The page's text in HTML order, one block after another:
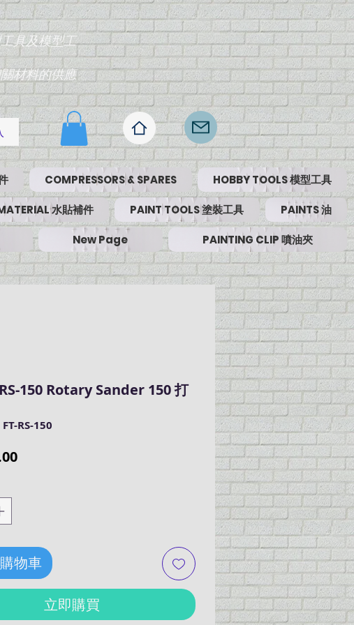
具及模型工
材料的供應
COMPRESSORS & SPARES HOBBY TOOLS 模型工具
水貼補件 PAINT TOOLS 塗裝工具 PAINTS 油
New Page PAINTING CLIP 噴油夾
150 Rotary Sander 150 打
RS-150
價
物車
立即購買